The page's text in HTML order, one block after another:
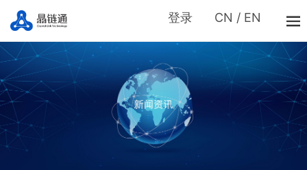
登录 CN / EN